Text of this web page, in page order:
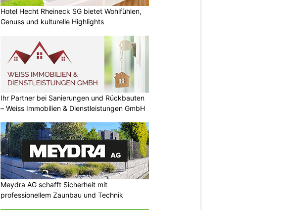
Hotel Hecht Rheineck SG bietet Wohlfühlen,
Genuss und kulturelle Highlights
Ihr Partner bei Sanierungen und Rückbauten
– Weiss Immobilien & Dienstleistungen GmbH
Meydra AG schafft Sicherheit mit
professionellem Zaunbau und Technik